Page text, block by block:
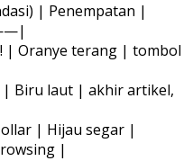
| Penempatan |
| Oranye terang | tombol
| Biru laut | akhir artikel,
| Hijau segar |
|